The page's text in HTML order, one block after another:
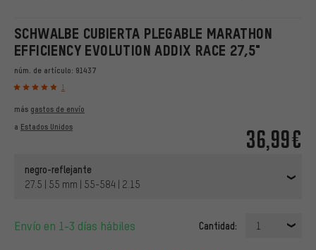
SCHWALBE CUBIERTA PLEGABLE MARATHON
EFFICIENCY EVOLUTION ADDIX RACE 27,5"
núm. de artículo: 91437
1
36,99€
más gastos de envío
a Estados Unidos
negro-reflejante
27.5 | 55 mm | 55-584 | 2.15
Envío en 1-3 días hábiles Cantidad: 1